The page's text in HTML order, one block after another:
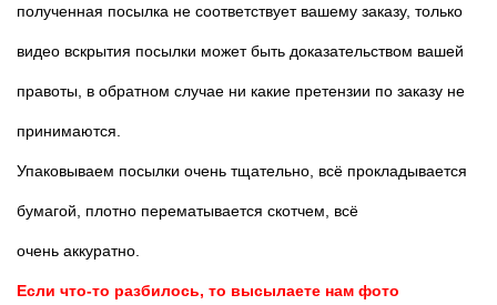
полученная посылка не соответствует вашему заказу, только
видео вскрытия посылки может быть доказательством вашей
правоты, в обратном случае ни какие претензии по заказу не
принимаются.
Упаковываем посылки очень тщательно, всё прокладывается
бумагой, плотно перематывается скотчем, всё
очень аккуратно.
Если что-то разбилось, то высылаете нам фото